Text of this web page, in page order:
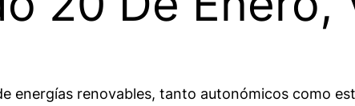
energías renovables, tanto autonómicos como